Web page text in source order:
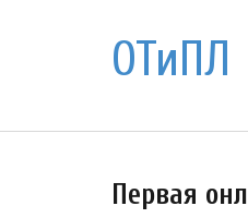
ОТиПЛ
Первая